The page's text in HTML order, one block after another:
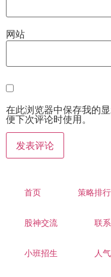
网站
在此浏览器中保存我的
便下次评论时使用。
首页 策略排行
股神交流 联
小班招生 人